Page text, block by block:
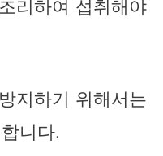
리하여 섭취해야
지하기 위해서는
니다.